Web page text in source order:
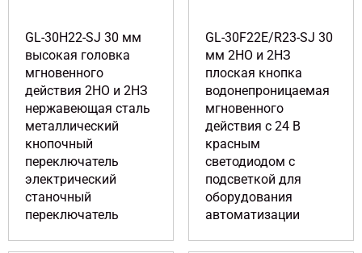
GL-30H22-SJ 30 мм
высокая головка
мгновенного
действия 2НО и 2НЗ
нержавеющая сталь
металлический
кнопочный
переключатель
электрический
станочный
переключатель
GL-30F22E/R23-SJ 30
мм 2НО и 2НЗ
плоская кнопка
водонепроницаемая
мгновенного
действия с 24 В
красным
светодиодом с
подсветкой для
оборудования
автоматизации